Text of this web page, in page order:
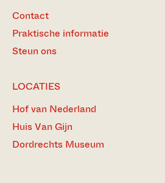
Contact
Praktische informatie
Steun ons
LOCATIES
Hof van Nederland
Huis Van Gijn
Dordrechts Museum